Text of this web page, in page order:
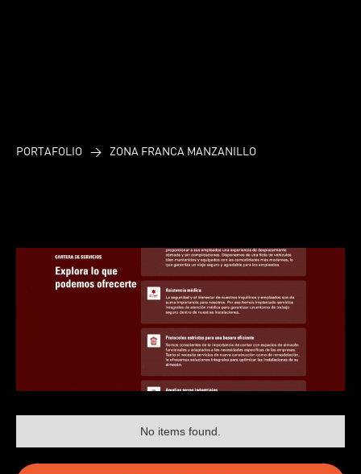
PORTAFOLIO > ZONA FRANCA MANZANILLO
No items found.